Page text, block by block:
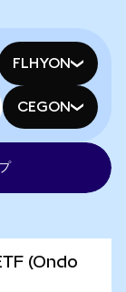
FLHYON
CEGON
(Ondo